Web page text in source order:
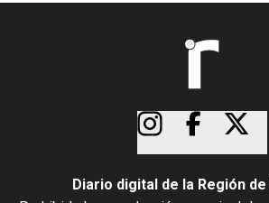
Diario digital de la Región